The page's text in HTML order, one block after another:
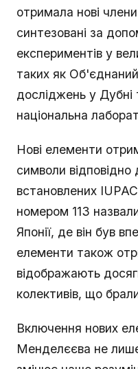
отримала нові
синтезовані за
експериментів у
таких як
досліджень у
національна
Нові елементи
символи
встановлених
номером 113
Японії, де він був
елементи також
відображають
колективів, що
Включення нових
Менделєєва не